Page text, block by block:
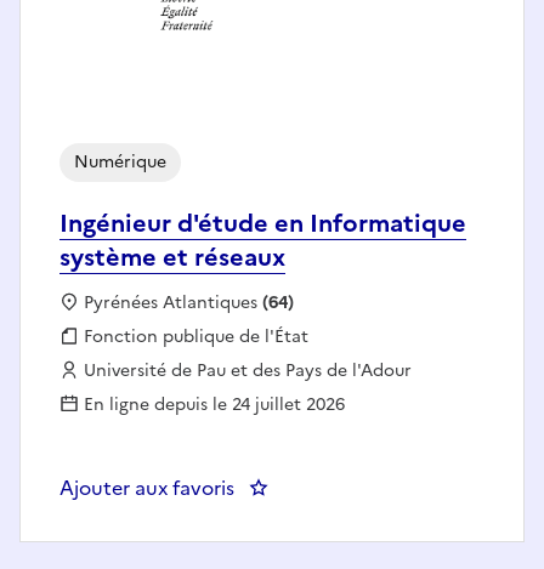
Ingénieur d'étude en Informatique
système et réseaux
Numérique
Localisation :
Pyrénées Atlantiques(64)
Fonction publique :
Fonction publique de l'État
Employeur :
Université de Pau et des Pays de l'Adour
En ligne depuis le 24 juillet 2026
Ajouter aux favoris : Ingénieur d'étude en